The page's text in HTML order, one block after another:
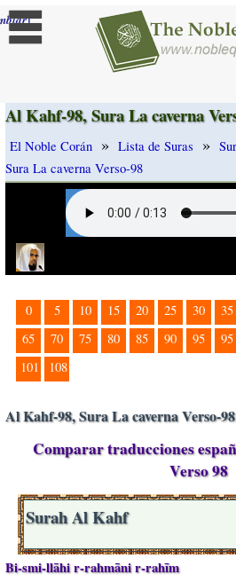
]
Al Kahf-98, Sura La caverna
El Noble Corán » Lista de Suras »
Sura La caverna Verso-98
0 5 10 15 20 25 30 35
65
70 75 80 85 90 95 95
101
108
Al Kahf-98, Sura La caverna Verso-98
Comparar traducciones
Verso 98
Surah Al Kahf
Bi-smi-llāhi r-rahmāni r-rahīm